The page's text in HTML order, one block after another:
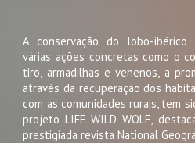
A conservação do lobo-ibérico
várias ações concretas como o
tiro, armadilhas e venenos, a
através da recuperação dos
com as comunidades rurais, tem
projeto LIFE WILD WOLF,
prestigiada revista National